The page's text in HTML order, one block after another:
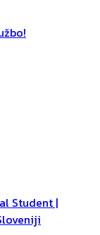
Student |